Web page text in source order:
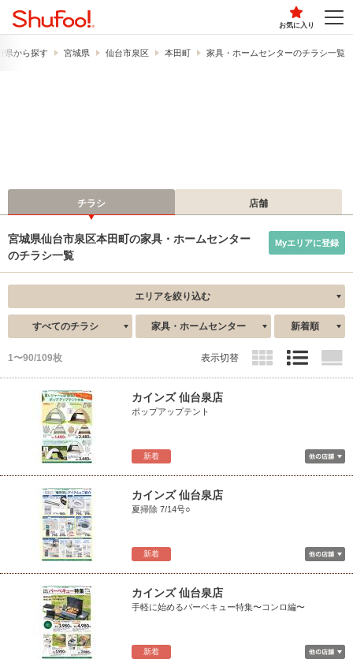
お気に入り
県から探す 宮城県 仙台市泉区 本田町 家具・ホームセンターのチラシ一覧
チラシ 店舗
宮城県仙台市泉区本田町の家具・ホームセンター
のチラシ一覧
Myエリアに登録
エリアを絞り込む
すべてのチラシ 家具・ホームセンター 新着順
1〜90/109枚 表示切替
新着
カインズ 仙台泉店
ポップアップテント
新着
カインズ 仙台泉店
夏掃除 7/14号○
新着
カインズ 仙台泉店
手軽に始めるバーベキュー特集〜コンロ編〜